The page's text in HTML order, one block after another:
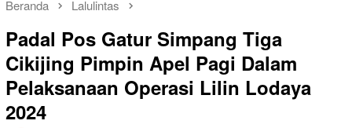
Beranda Lalulintas
Padal Pos Gatur Simpang Tiga
Cikijing Pimpin Apel Pagi Dalam
Pelaksanaan Operasi Lilin Lodaya
2024